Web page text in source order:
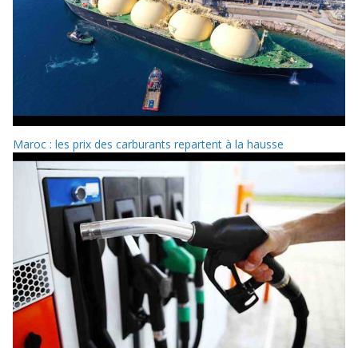
Maroc : les prix des carburants repartent à la hausse